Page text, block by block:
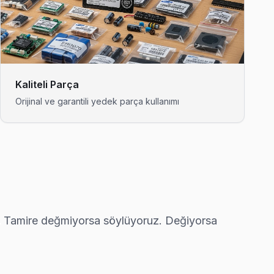
90 dakika içinde kapınızda.
görebiliyorsunuz.
Kaliteli Parça
Orijinal ve garantili yedek parça kullanımı
değmiyorsa söylüyoruz. Değiyorsa